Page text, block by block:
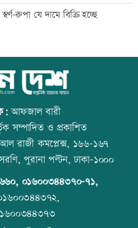
হত্যা বিচারের দাবিতে বিক্ষোভ
জামাতার বিরুদ্ধে শ্বশুরের
আলী গুম: উইং কমান্ডারের বিরুদ্ধে
ঢাকা চ্যাপ্টারের নতুন সভাপতি
রুপা যে দামে বিক্রি হচ্ছে
বাংলা এয়ারলাইন্সে নিয়োগ বিজ্ঞপ্তি
স্বর্ণের দাম বাড়ল নাকি কমলো
আফজাল বারী
সম্পাদিত ও প্রকাশিত
রাজী কমপ্লেক্স, ১৬৬-১৬৭
পুরানা পল্টন, ঢাকা-১০০০
, ০১৬০০৩৪৪৩৭০-৭১,